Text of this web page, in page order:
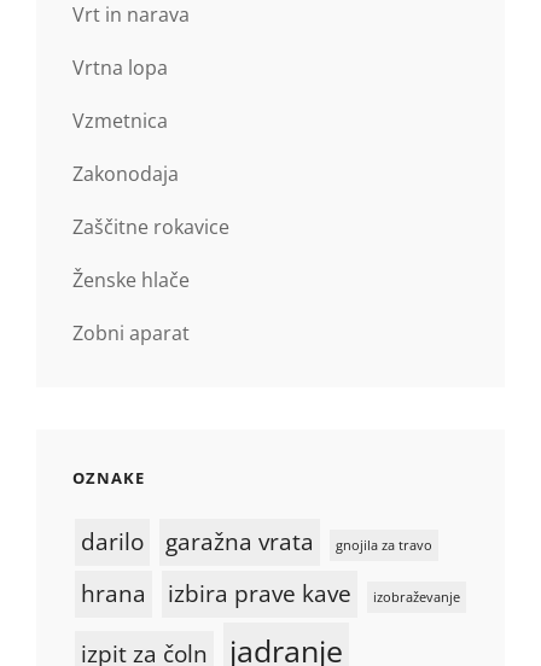
Vrt in narava
Vrtna lopa
Vzmetnica
Zakonodaja
Zaščitne rokavice
Ženske hlače
Zobni aparat
OZNAKE
darilo garažna vrata gnojila za travo
hrana izbira prave kave izobraževanje
izpit za čoln jadranje